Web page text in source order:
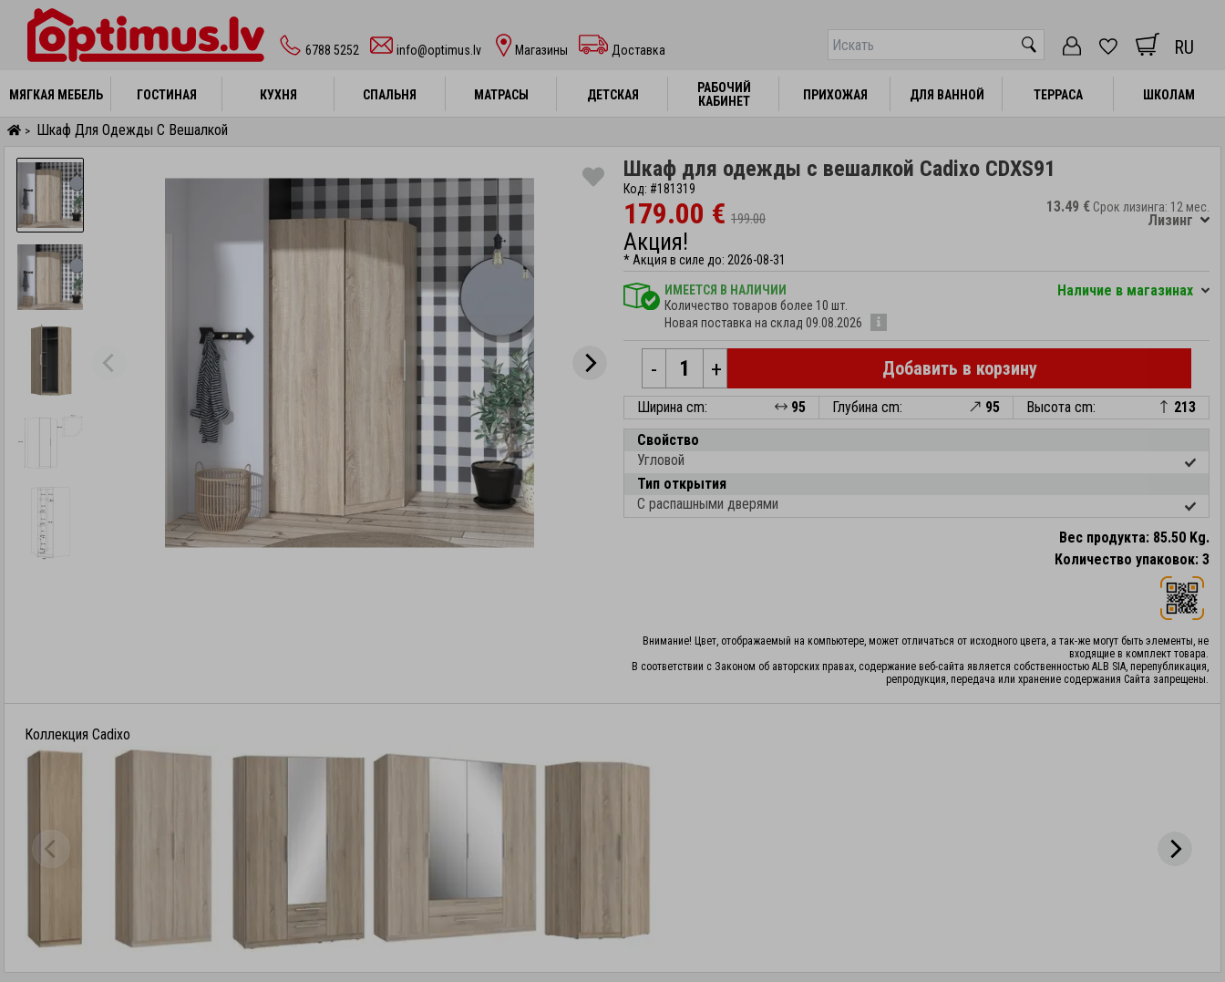
6788 5252 info@optimus.lv Mагазины Доставка RU
МЯГКАЯ МЕБЕЛЬ ГОСТИНАЯ КУХНЯ СПАЛЬНЯ МАТРАСЫ ДЕТСКАЯ
РАБОЧИЙ
КАБИНЕТ
ПРИХОЖАЯ ДЛЯ ВАННОЙ ТЕРРАСА ШКОЛАМ
МЯГКАЯ МЕБЕЛЬ ГОСТИНАЯ КУХНЯ СПАЛЬНЯ МАТРАСЫ ДЕТСКАЯ
РАБОЧИЙ
КАБИНЕТ
ПРИХОЖАЯ ДЛЯ ВАННОЙ ТЕРРАСА ШКОЛАМ
> Шкаф Для Одежды С Вешалкой
Шкаф для одежды с вешалкой Cadixo CDXS91
Код: #181319
179.00 € 199.00
Акция!
* Акция в силе до: 2026-08-31
13.49 € Срок лизинга: 12 мес.
Лизинг
ИМЕЕТСЯ В НАЛИЧИИ
Количество товаров более 10 шт.
Новая поставка на склад 09.08.2026
Hаличие в магазинах
- + Добавить в корзину
Ширина cm: 95 Глубина cm: 95 Высота cm:
213
Свойство
Угловой
Тип открытия
С распашными дверями
Вес продукта: 85.50 Kg.
Количество упаковок: 3
Внимание! Цвет, отображаемый на компьютере, может отличаться от исходного цвета, а так-же могут быть элементы, не
входящие в комплект товара.
В соответствии с Законом об авторских правах, содержание веб-сайта является собственностью ALB SIA, перепубликация,
репродукция, передача или хранение содержания Сайта запрещены.
Коллекция Cadixo